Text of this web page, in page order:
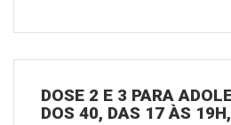
DOSE 2 E 3 PARA
DOS 40, DAS 17 ÀS